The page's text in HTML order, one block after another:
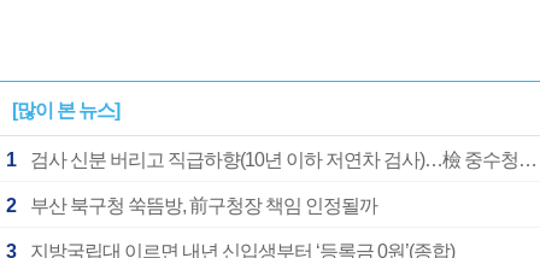
[많이 본 뉴스]
1 검사 신분 버리고 직급하향(10년 이하 저연차 검사)…檢 중수청행 기피
2 부산 북구청 쑥뜸방, 前구청장 책임 인정될까
3 지방국립대 이르면 내년 신입생부터 ‘등록금 0원’(종합)